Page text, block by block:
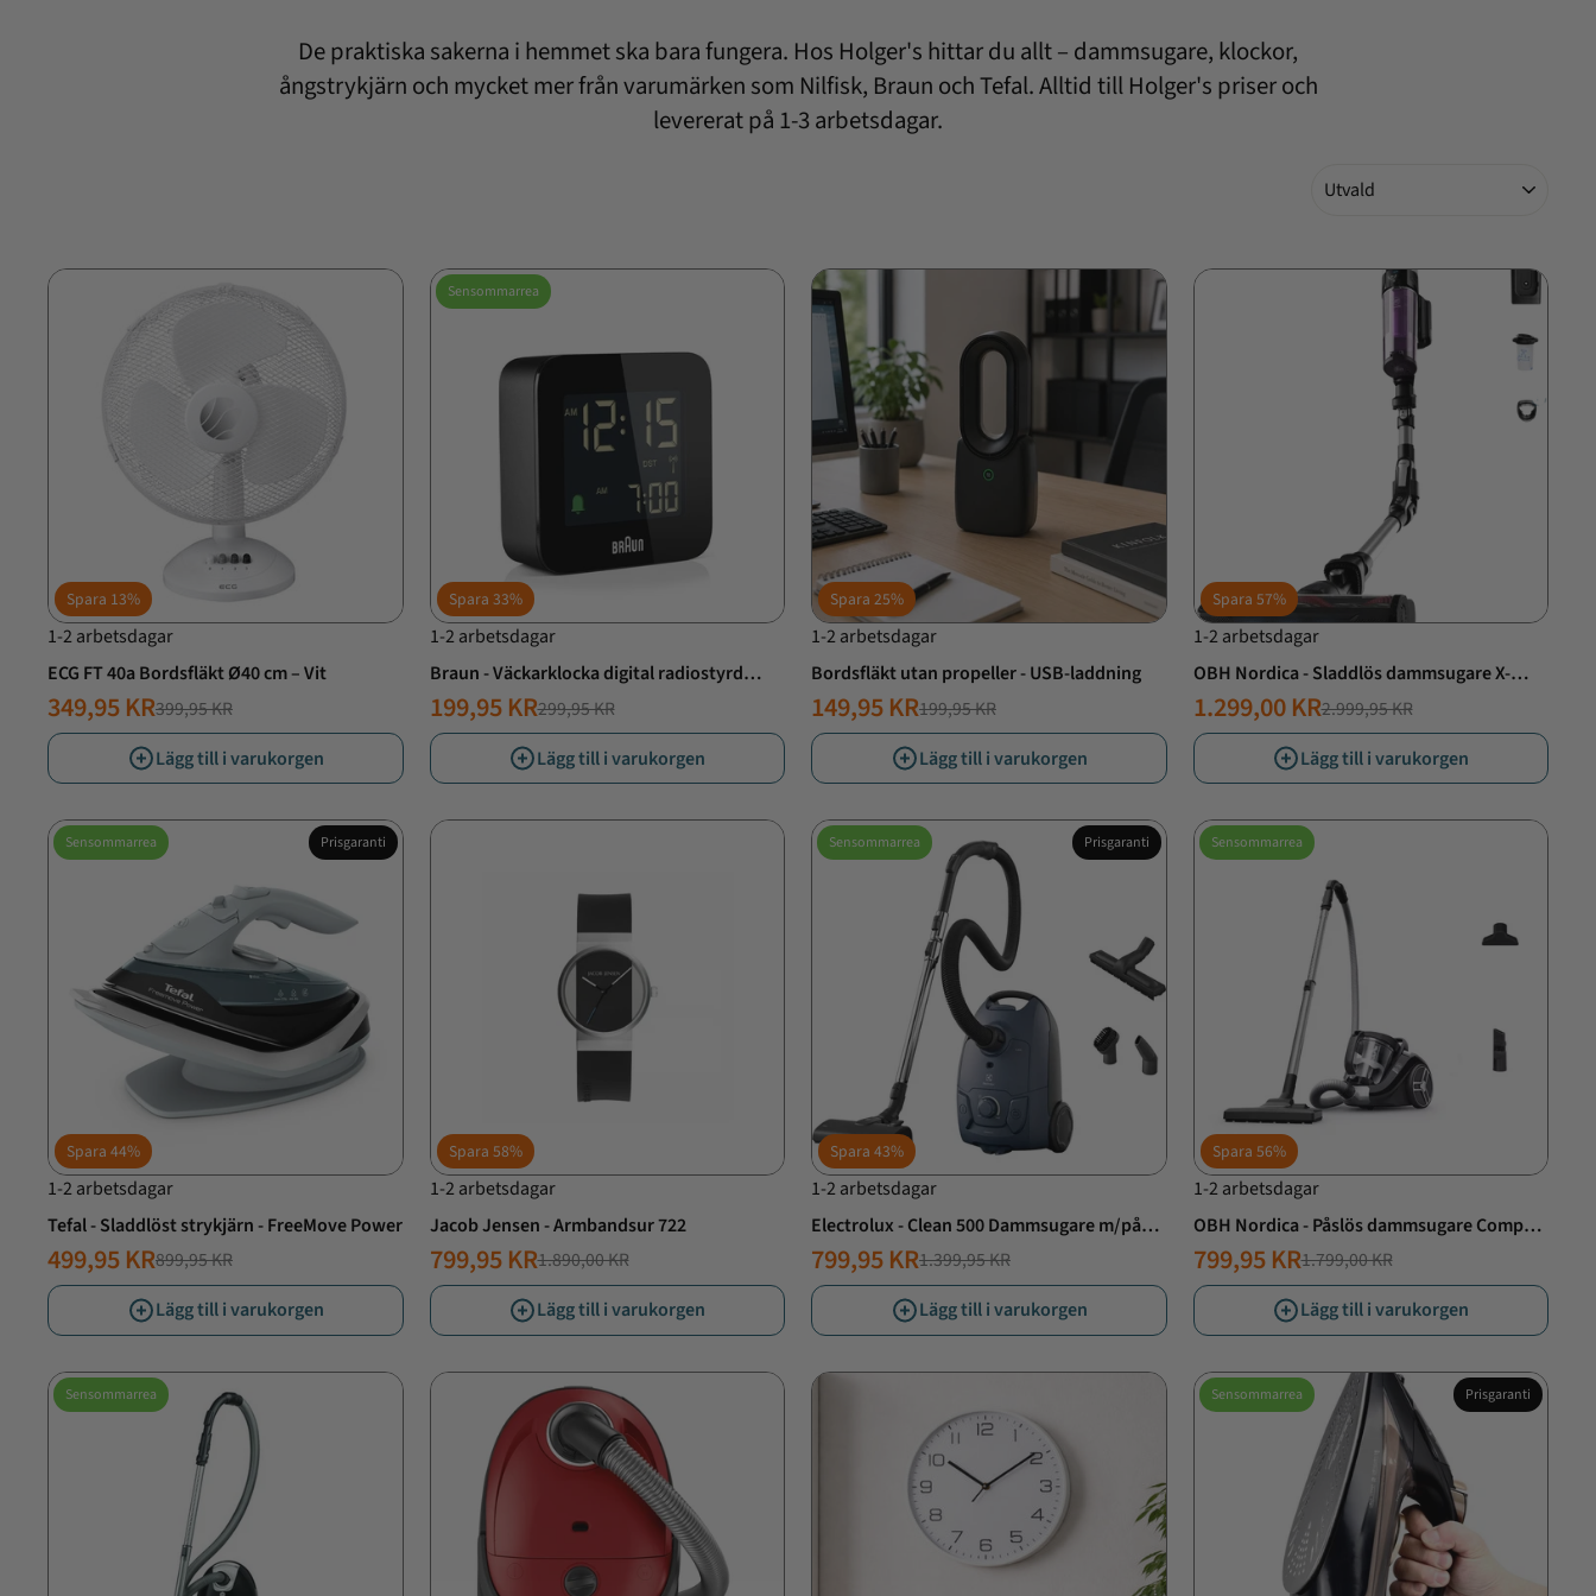
De praktiska sakerna i hemmet ska bara fungera. Hos Holger's hittar du allt – dammsugare, klockor,
ångstrykjärn och mycket mer från varumärken som Nilfisk, Braun och Tefal. Alltid till Holger's priser och
levererat på 1-3 arbetsdagar.
Sortera
Spara 13%
1-2 arbetsdagar
ECG FT 40a Bordsfläkt Ø40 cm – Vit
NORMALT
PRIS
399,95 KR
ERBJUDANDE
PRIS
349,95 KR
Lägg till i varukorgen
Sensommarrea
Spara 33%
1-2 arbetsdagar
Braun - Väckarklocka digital radiostyrd
BC08B-DCF - Svart 5,75 cm
NORMALT
PRIS
299,95 KR
ERBJUDANDE
PRIS
199,95 KR
Lägg till i varukorgen
Spara 25%
1-2 arbetsdagar
Bordsfläkt utan propeller - USB-laddning
NORMALT
PRIS
199,95 KR
ERBJUDANDE
PRIS
149,95 KR
Lägg till i varukorgen
Spara 57%
1-2 arbetsdagar
OBH Nordica - Sladdlös dammsugare X-
Force 9.60 Flex Essential
NORMALT
PRIS
2.999,95 KR
ERBJUDANDE
PRIS
1.299,00 KR
Lägg till i varukorgen
Sensommarrea Prisgaranti
Spara 44%
1-2 arbetsdagar
Tefal - Sladdlöst strykjärn - FreeMove Power
NORMALT
PRIS
899,95 KR
ERBJUDANDE
PRIS
499,95 KR
Lägg till i varukorgen
Spara 58%
1-2 arbetsdagar
Jacob Jensen - Armbandsur 722
NORMALT
PRIS
1.890,00 KR
ERBJUDANDE
PRIS
799,95 KR
Lägg till i varukorgen
Sensommarrea Prisgaranti
Spara 43%
1-2 arbetsdagar
Electrolux - Clean 500 Dammsugare m/påse
denimblå - EB51C2DB
NORMALT
PRIS
1.399,95 KR
ERBJUDANDE
PRIS
799,95 KR
Lägg till i varukorgen
Sensommarrea
Spara 56%
1-2 arbetsdagar
OBH Nordica - Påslös dammsugare Compact
Power XXL
NORMALT
PRIS
1.799,00 KR
ERBJUDANDE
PRIS
799,95 KR
Lägg till i varukorgen
Sensommarrea Sensommarrea Prisgaranti